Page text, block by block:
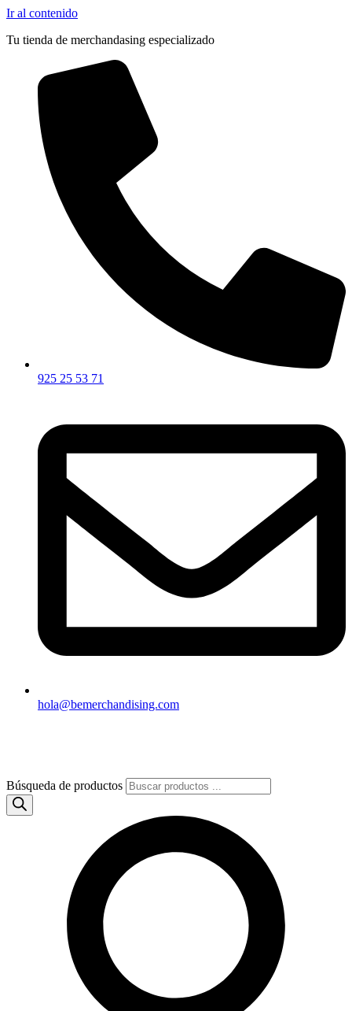
Ir al contenido
Tu tienda de merchandasing especializado
925 25 53 71
hola@bemerchandising.com
Búsqueda de productos